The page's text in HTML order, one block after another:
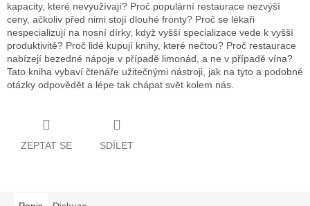
kapacity, které nevyužívají? Proč populární restaurace nezvýší
ceny, ačkoliv před nimi stojí dlouhé fronty? Proč se lékaři
nespecializují na nosní dírky, když vyšší specializace vede k vyšší
produktivitě? Proč lidé kupují knihy, které nečtou? Proč restaurace
nabízejí bezedné nápoje v případě limonád, a ne v případě vína?
Tato kniha vybaví čtenáře užitečnými nástroji, jak na tyto a podobné
otázky odpovědět a lépe tak chápat svět kolem nás.
ZEPTAT SE SDÍLET